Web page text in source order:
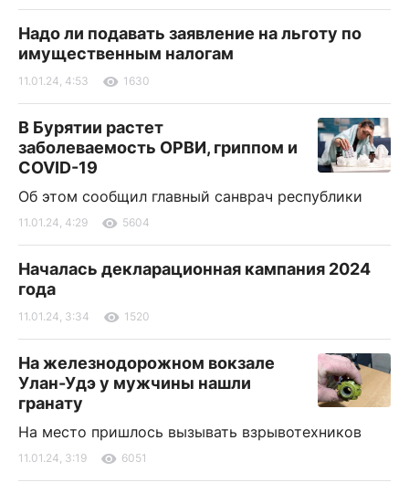
Надо ли подавать заявление на льготу по
имущественным налогам
11.01.24, 4:53 1630
В Бурятии растет
заболеваемость ОРВИ, гриппом и
COVID-19
Об этом сообщил главный санврач республики
11.01.24, 4:29 5604
Началась декларационная кампания 2024
года
11.01.24, 3:34 1520
На железнодорожном вокзале
Улан-Удэ у мужчины нашли
гранату
На место пришлось вызывать взрывотехников
11.01.24, 3:19 6051